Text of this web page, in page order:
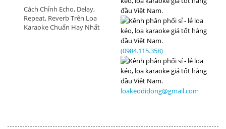
Cách Chỉnh Echo, Delay,
Repeat, Reverb Trên Loa
Karaoke Chuẩn Hay Nhất
(0984.115.358)
loakeodidong@gmail.com